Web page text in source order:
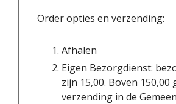
Order opties en verzending:
Afhalen
Eigen Bezorgdienst:
zijn 15,00. Boven 150,00
verzending in de